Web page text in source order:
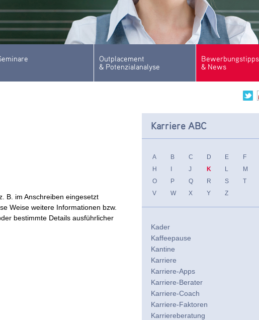
Outplacement
& Potenzialanalyse
& News
B. im Anschreiben eingesetzt
Weise weitere Informationen bzw.
bestimmte Details ausführlicher
Karriere ABC
A B C D E F
H
J K L M
O
P Q R S T
V
W X Y Z
Kader
Kaffeepause
Kantine
Karriere
Karriere-Apps
Karriere-Berater
Karriere-Coach
Karriere-Faktoren
Karriereberatung